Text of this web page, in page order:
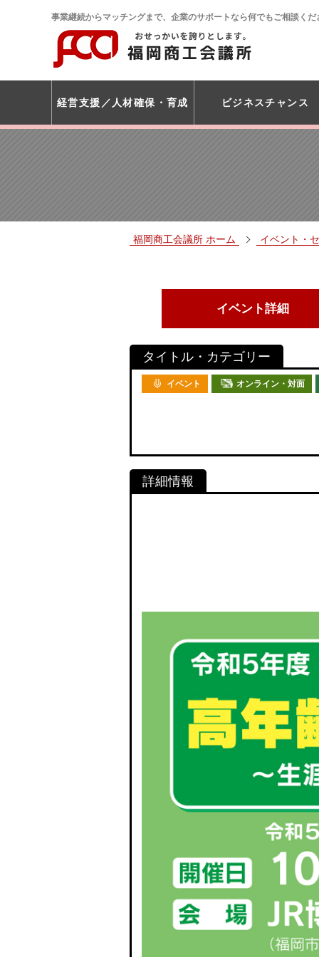
事業継続からマッチングまで、企業のサポートなら何でもご相談くだ
経営支援 人材確保・育成 ビジネスチャンス
福岡商工会議所 ホーム イベント・
イベント詳細
イベント オンライン・対面